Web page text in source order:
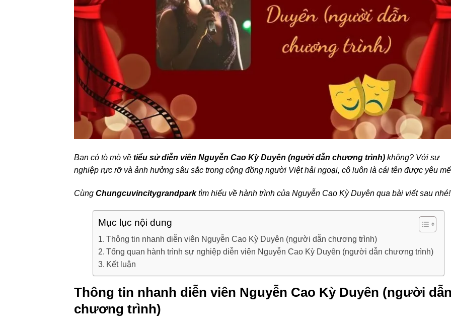
Bạn có tò mò về tiểu sử diễn viên Nguyễn Cao Kỳ Duyên (người dẫn chương trình) không? Với sự
nghiệp rực rỡ và ảnh hưởng sâu sắc trong cộng đồng người Việt hải ngoại, cô luôn là cái tên được yêu
Cùng Chungcuvincitygrandparktìm hiểu về hành trình của Nguyễn Cao Kỳ Duyên qua bài viết sau nhé!
Mục lục nội dung
Thông tin nhanh diễn viên Nguyễn Cao Kỳ Duyên (người dẫn chương trình)
Tổng quan hành trình sự nghiệp diễn viên Nguyễn Cao Kỳ Duyên (người dẫn chương trình)
Kết luận
Thông tin nhanh diễn viên Nguyễn Cao Kỳ Duyên (người
chương trình)